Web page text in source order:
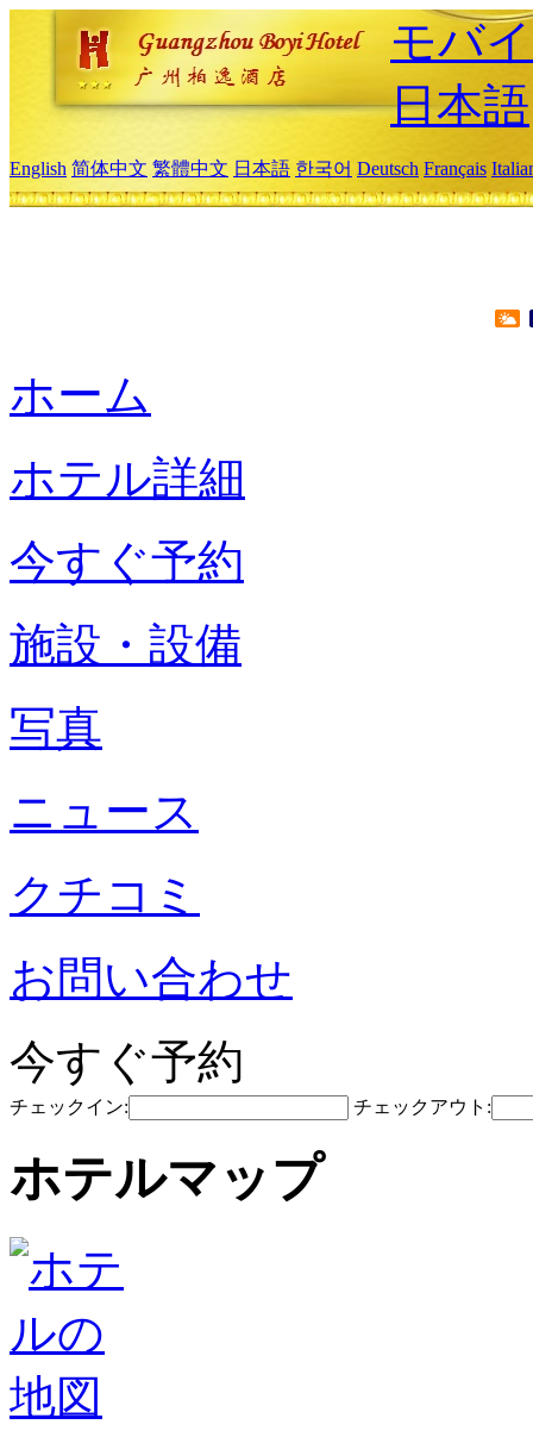
モバ
日本語
English 简体中文 繁體中文 日本語 한국어 Deutsch Français
ホーム
ホテル詳細
今すぐ予約
施設・設備
写真
ニュース
クチコミ
お問い合わせ
今すぐ予約
チェックイン: チェックアウト:
ホテルマップ